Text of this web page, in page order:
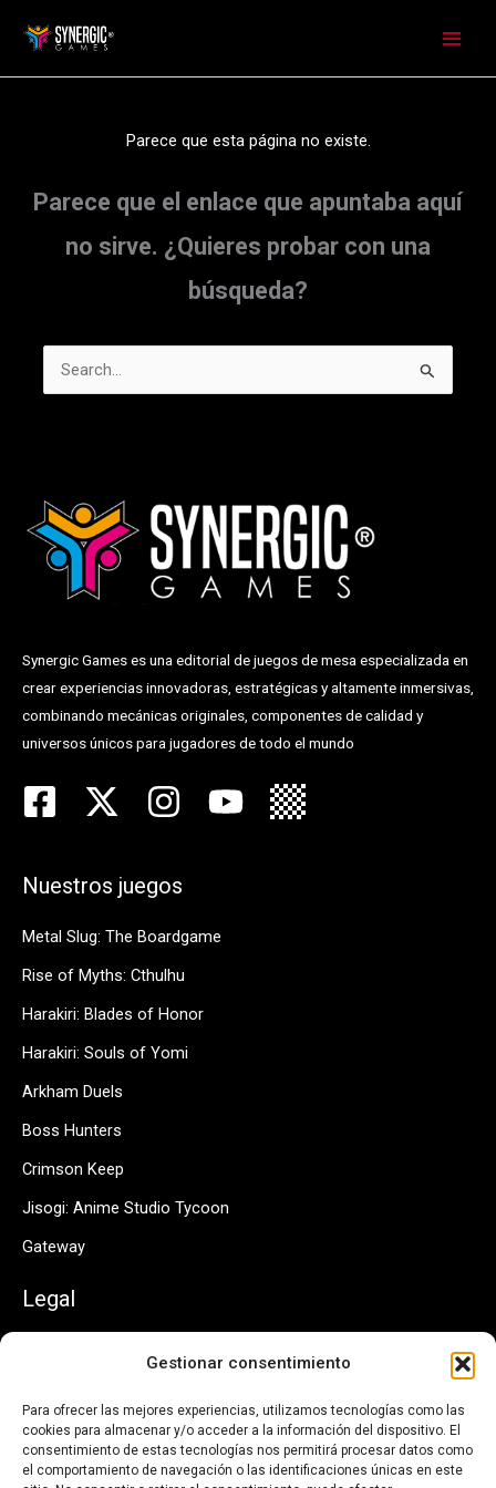
Gestionar consentimiento
Para ofrecer las mejores experiencias, utilizamos tecnologías como las
cookies para almacenar y/o acceder a la información del dispositivo. El
consentimiento de estas tecnologías nos permitirá procesar datos como
el comportamiento de navegación o las identificaciones únicas en este
contenido
Parece que esta página no existe.
Parece que el enlace que apuntaba aquí
no sirve. ¿Quieres probar con una
búsqueda?
Buscar
Synergic Games es una editorial de juegos de mesa especializada en
crear experiencias innovadoras, estratégicas y altamente inmersivas,
combinando mecánicas originales, componentes de calidad y
universos únicos para jugadores de todo el mundo
Nuestros juegos
Metal Slug: The Boardgame
Rise of Myths: Cthulhu
Harakiri: Blades of Honor
Harakiri: Souls of Yomi
Arkham Duels
Boss Hunters
Crimson Keep
Jisogi: Anime Studio Tycoon
Gateway
Legal
Contacto